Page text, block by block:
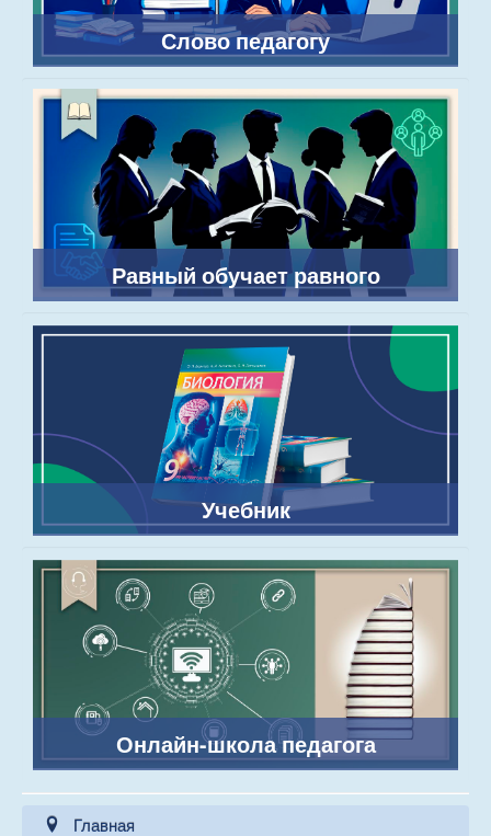
Слово педагогу
Равный обучает равного
Учебник
Онлайн-школа педагога
Главная